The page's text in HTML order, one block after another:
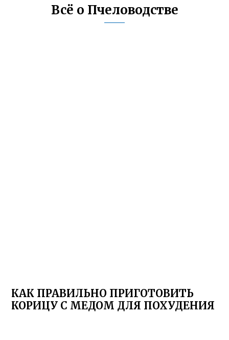
Всё о Пчеловодстве
КАК ПРАВИЛЬНО ПРИГОТОВИТЬ
КОРИЦУ С МЕДОМ ДЛЯ ПОХУДЕНИЯ